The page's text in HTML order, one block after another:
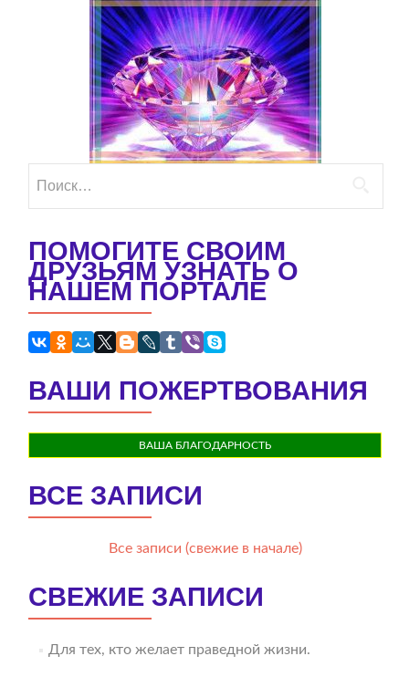
ПОМОГИТЕ СВОИМ
ДРУЗЬЯМ УЗНАТЬ О
НАШЕМ ПОРТАЛЕ
ВАШИ ПОЖЕРТВОВАНИЯ
ВАША БЛАГОДАРНОСТЬ
ВСЕ ЗАПИСИ
Все записи (свежие в начале)
СВЕЖИЕ ЗАПИСИ
Для тех, кто желает праведной жизни.